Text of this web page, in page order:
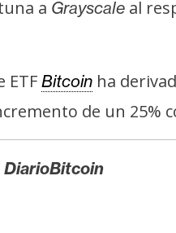
a Grayscale al
ETF Bitcoin ha
de un 25%
DiarioBitcoin